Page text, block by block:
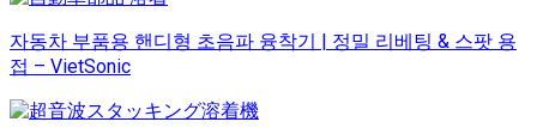
자동차 부품용 핸디형 초음파 융착기 | 정밀 리베팅 & 스팟 용
접 – VietSonic